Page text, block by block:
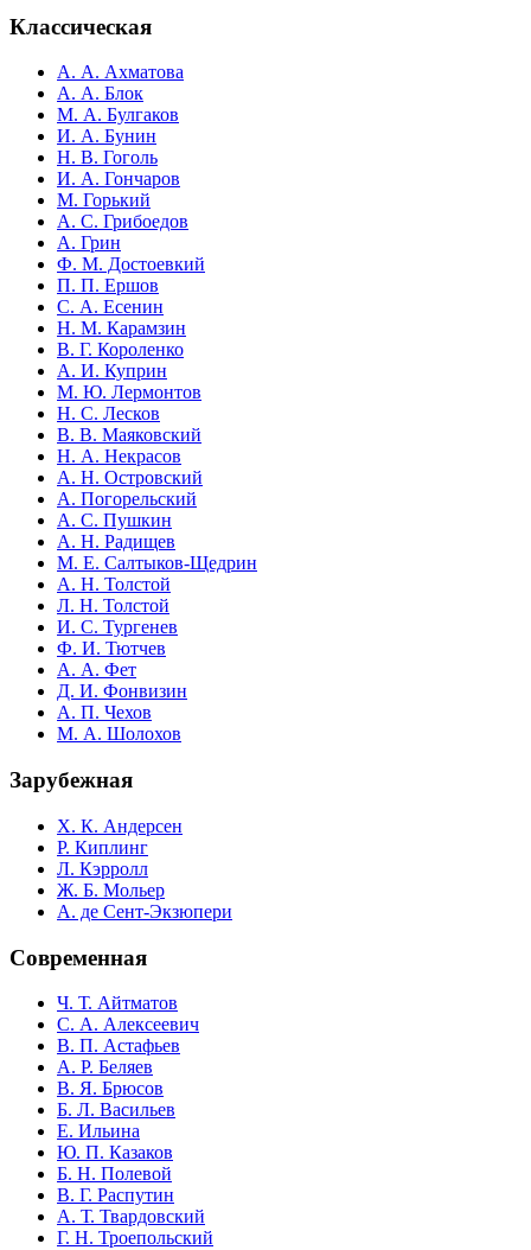
Классическая
А. А. Ахматова
А. А. Блок
М. А. Булгаков
И. А. Бунин
Н. В. Гоголь
И. А. Гончаров
М. Горький
А. С. Грибоедов
А. Грин
Ф. М. Достоевкий
П. П. Ершов
С. А. Есенин
Н. М. Карамзин
В. Г. Короленко
А. И. Куприн
М. Ю. Лермонтов
Н. С. Лесков
В. В. Маяковский
Н. А. Некрасов
А. Н. Островский
А. Погорельский
А. С. Пушкин
А. Н. Радищев
М. Е. Салтыков-Щедрин
А. Н. Толстой
Л. Н. Толстой
И. С. Тургенев
Ф. И. Тютчев
А. А. Фет
Д. И. Фонвизин
А. П. Чехов
М. А. Шолохов
Зарубежная
Х. К. Андерсен
Р. Киплинг
Л. Кэрролл
Ж. Б. Мольер
А. де Сент-Экзюпери
Современная
Ч. Т. Айтматов
С. А. Алексеевич
В. П. Астафьев
А. Р. Беляев
В. Я. Брюсов
Б. Л. Васильев
Е. Ильина
Ю. П. Казаков
Б. Н. Полевой
В. Г. Распутин
А. Т. Твардовский
Г. Н. Троепольский